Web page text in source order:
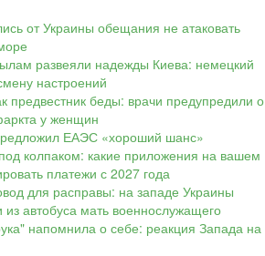
от Украины обещания не атаковать
развеяли надежды Киева: немецкий
настроений
предвестник беды: врачи предупредили о
у женщин
ЕАЭС «хороший шанс»
колпаком: какие приложения на вашем
платежи с 2027 года
для расправы: на западе Украины
автобуса мать военнослужащего
напомнила о себе: реакция Запада на